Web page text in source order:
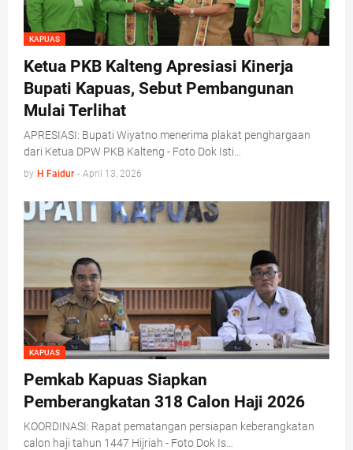
KAPUAS
Ketua PKB Kalteng Apresiasi Kinerja
Bupati Kapuas, Sebut Pembangunan
Mulai Terlihat
APRESIASI: Bupati Wiyatno menerima plakat penghargaan
dari Ketua DPW PKB Kalteng - Foto Dok Isti…
by H Faidur - April 13, 2026
KAPUAS
Pemkab Kapuas Siapkan
Pemberangkatan 318 Calon Haji 2026
KOORDINASI: Rapat pematangan persiapan keberangkatan
calon haji tahun 1447 Hijriah - Foto Dok Is…